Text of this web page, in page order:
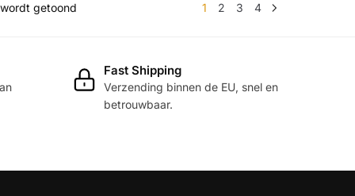
getoond 1 2 3 4
Fast Shipping
Verzending binnen de EU, snel en
betrouwbaar.